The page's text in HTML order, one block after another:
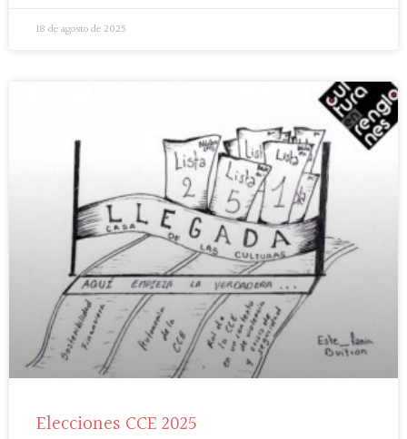
18 de agosto de 2025
Elecciones CCE 2025